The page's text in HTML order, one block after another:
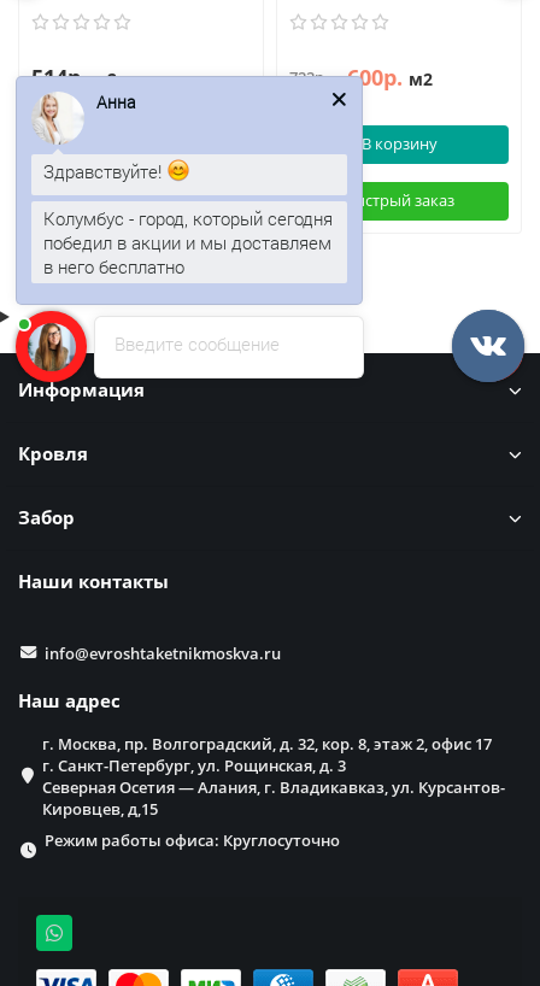
514р. м2
Быстрый заказ
722р. 600р. м2
В корзину
Быстрый заказ
Информация
Кровля
Забор
Наши контакты
info@evroshtaketnikmoskva.ru
Наш адрес
г. Москва, пр. Волгоградский, д. 32, кор. 8, этаж 2, офис 17
г. Санкт-Петербург, ул. Рощинская, д. 3
Северная Осетия — Алания, г. Владикавказ, ул. Курсантов-
Кировцев, д,15
Режим работы офиса: Круглосуточно
Введите сообщение
Анна
Здравствуйте!
Колумбус - город, который сегодня
победил в акции и мы доставляем
в него бесплатно